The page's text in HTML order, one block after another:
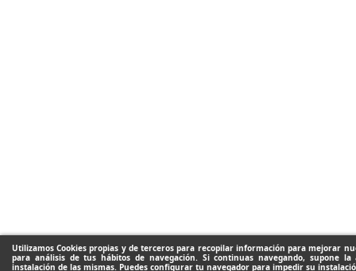
Utilizamos Cookies propias y de terceros para recopilar información para mejorar
para análisis de tus hábitos de navegación. Si continuas navegando, supone la
instalación de las mismas. Puedes configurar tu navegador para impedir su